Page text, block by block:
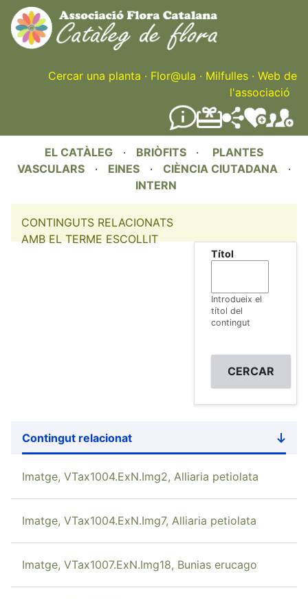
Skip
to
main
content
Cercar una planta · Flor@ula · Milfulles · Web de
l'associació
EL CATÀLEG · BRIÒFITS · PLANTES
VASCULARS · EINES · CIÈNCIA CIUTADANA ·
INTERN
CONTINGUTS RELACIONATS
AMB EL TERME ESCOLLIT
Títol
Introdueix el
títol del
contingut
Contingut relacionat
Sort
Imatge, VTax1004.ExN.Img2, Alliaria petiolata
Imatge, VTax1004.ExN.Img7, Alliaria petiolata
Imatge, VTax1007.ExN.Img18, Bunias erucago